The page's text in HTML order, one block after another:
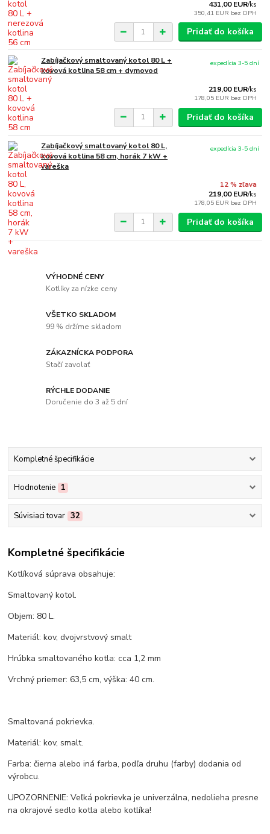
431,00 EUR/ks
350,41 EUR bez DPH
Pridať do košíka
Zabíjačkový smaltovaný kotol 80 L +
kovová kotlina 58 cm + dymovod
219,00 EUR/ks
178,05 EUR bez DPH
expedícia 3-5 dní
Pridať do košíka
Zabíjačkový smaltovaný kotol 80 L,
kovová kotlina 58 cm, horák 7 kW +
vareška
12 % zľava
219,00 EUR/ks
178,05 EUR bez DPH
expedícia 3-5 dní
Pridať do košíka
VÝHODNÉ CENY
Kotlíky za nízke ceny
VŠETKO SKLADOM
99 % držíme skladom
ZÁKAZNÍCKA PODPORA
Stačí zavolať
RÝCHLE DODANIE
Doručenie do 3 až 5 dní
Kompletné špecifikácie
Hodnotenie 1
Súvisiaci tovar 32
Kompletné špecifikácie
Kotlíková súprava obsahuje:
Smaltovaný kotol.
Objem: 80 L.
Materiál: kov, dvojvrstvový smalt
Hrúbka smaltovaného kotla: cca 1,2 mm
Vrchný priemer: 63,5 cm, výška: 40 cm.
Smaltovaná pokrievka.
Materiál: kov, smalt.
Farba: čierna alebo iná farba, podľa druhu (farby) dodania od
výrobcu.
UPOZORNENIE: Veľká pokrievka je univerzálna, nedolieha presne
na okrajové sedlo kotla alebo kotlíka!